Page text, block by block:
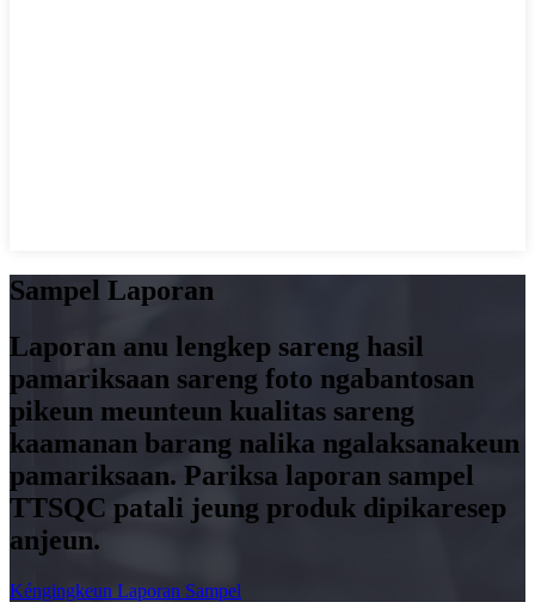
Sampel Laporan
Laporan anu lengkep sareng hasil
pamariksaan sareng foto ngabantosan
pikeun meunteun kualitas sareng
kaamanan barang nalika ngalaksanakeun
pamariksaan. Pariksa laporan sampel
TTSQC patali jeung produk dipikaresep
anjeun.
Kéngingkeun Laporan Sampel